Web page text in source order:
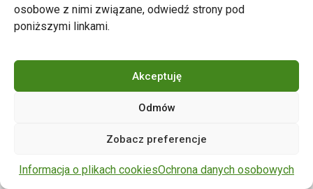
osobowe z nimi związane, odwiedź strony pod
poniższymi linkami.
Akceptuję
Odmów
Zobacz preferencje
Informacja o plikach cookiesOchrona danych osobowych
zastrzeżone.